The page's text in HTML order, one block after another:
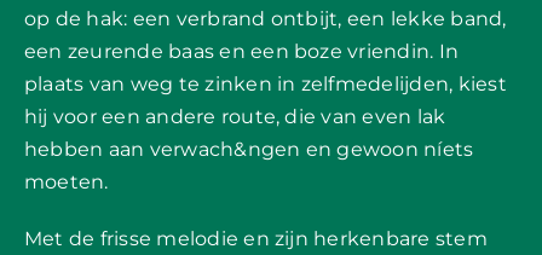
op de hak: een verbrand ontbijt, een lekke band,
een zeurende baas en een boze vriendin. In
plaats van weg te zinken in zelfmedelijden, kiest
hij voor een andere route, die van even lak
hebben aan verwach&ngen en gewoon níets
moeten.
Met de frisse melodie en zijn herkenbare stem